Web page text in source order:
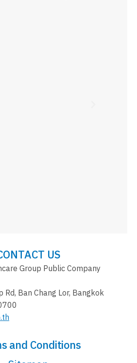
US
Group Public Company
Ban Chang Lor, Bangkok
and Conditions